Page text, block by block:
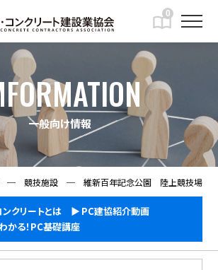
0
一般向け情報
─ 競技施設 ─ 維新百年記念公園 陸上競技場
クリートとは
PC建協紹介動画
かる！PC基礎講座